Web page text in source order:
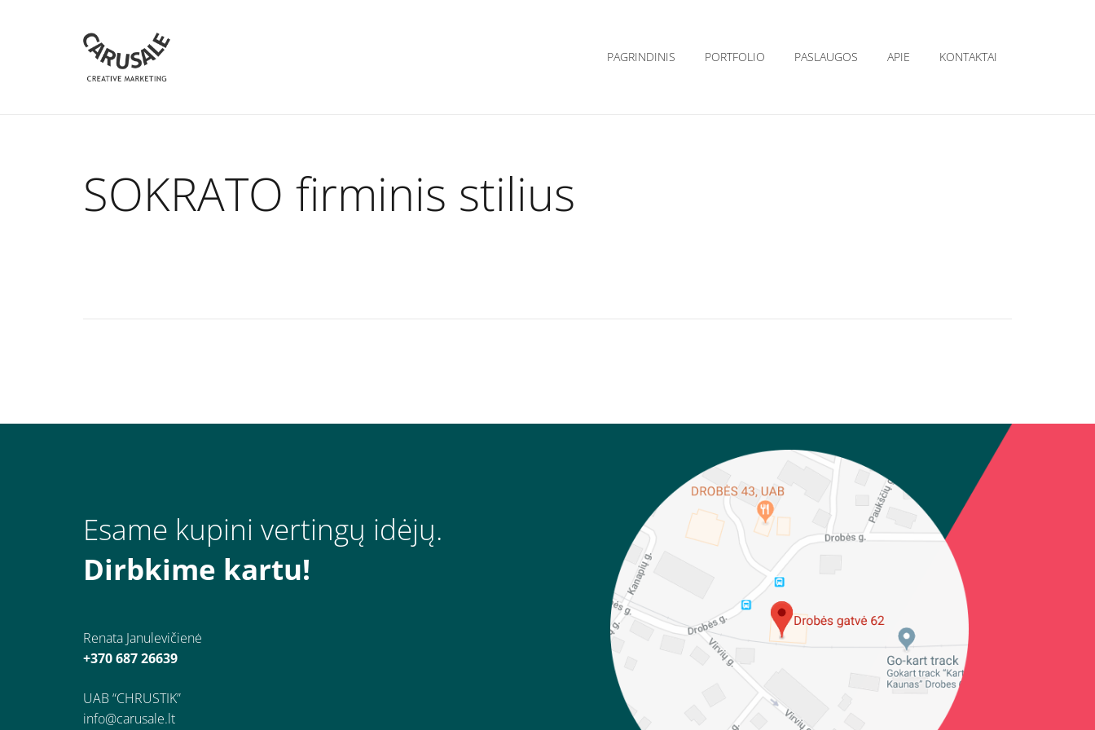
PAGRINDINIS PORTFOLIO PASLAUGOS APIE KONTAKTAI
SOKRATO firminis stilius
Esame kupini vertingų idėjų.
Dirbkime kartu!
Renata Janulevičienė
+370 687 26639
UAB “CHRUSTIK”
info@carusale.lt